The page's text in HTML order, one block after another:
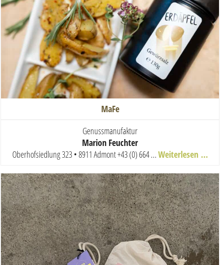
MaFe
Genussmanufaktur
Marion Feuchter
Oberhofsiedlung 323 • 8911 Admont+43 (0) 664 ...Weiterlesen …